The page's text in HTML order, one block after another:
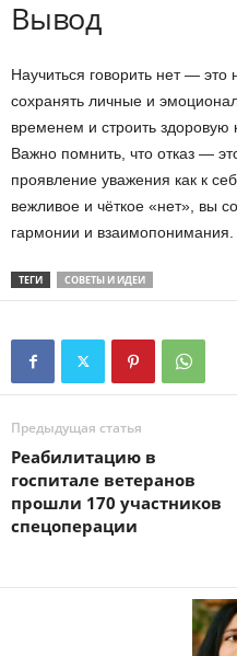
Вывод
Научиться говорить нет — это
сохранять личные и
временем и строить здоровую
Важно помнить, что отказ —
проявление уважения как к
вежливое и чёткое «нет», вы
гармонии и взаимопонимания.
ТЕГИ СОВЕТЫ И ИДЕИ
Предыдущая статья
Реабилитацию в
госпитале ветеранов
прошли 170 участников
спецоперации